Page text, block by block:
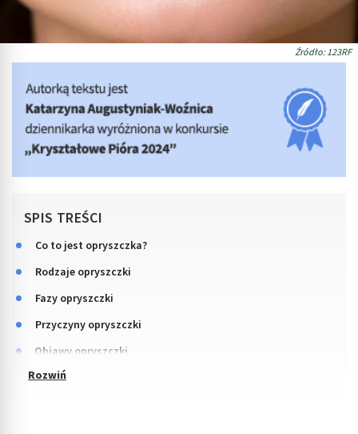
Źródło: 123RF
SPIS TREŚCI
Co to jest opryszczka?
Rodzaje opryszczki
Fazy opryszczki
Przyczyny opryszczki
Objawy opryszczki